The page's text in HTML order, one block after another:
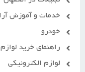
خدمات و آموزش
خودرو
راهنمای خرید
لوازم الکترونیکی